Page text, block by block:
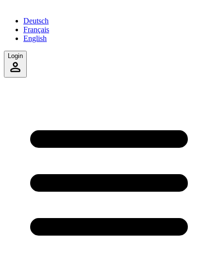
Deutsch
Français
English
Login